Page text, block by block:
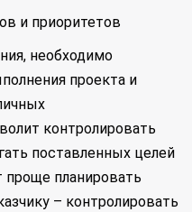
и приоритетов
необходимо
проекта и
контролировать
поставленных целей
проще планировать
– контролировать